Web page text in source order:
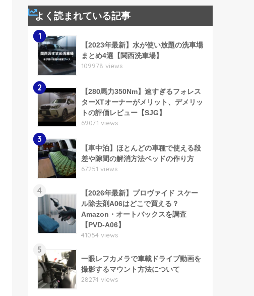
よく読まれている記事
1
【2023年最新】水が使い放題の洗車場
まとめ4選【関西洗車場】
109978 views
2
【280馬力350Nm】速すぎるフォレス
ターXTオーナーがメリット、デメリッ
トの評価レビュー【SJG】
69071 views
3
【車中泊】ほとんどの車種で使える段
差や隙間の解消方法ベッドの作り方
67251 views
4
【2026年最新】プロヴァイド スケー
ル除去剤A06はどこで買える？
Amazon・オートバックスを調査
【PVD-A06】
41054 views
5
一眼レフカメラで車載ドライブ動画を
撮影するマウント方法について
28274 views